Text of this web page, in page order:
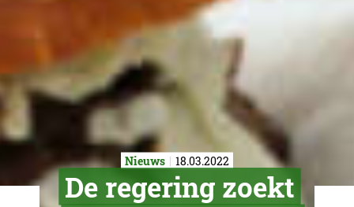
Nieuws 18.03.2022